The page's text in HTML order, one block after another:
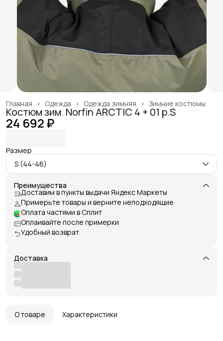
Зимние костюмы
Одежда зимняя ›
Одежда ›
Главная ›
Костюм зим. Norfin ARCTIC 4 + 01 р.S
24 692 ₽
Размер
S (44-46)
Преимущества
Доставим в пункты выдачи Яндекс Маркеты
Примерьте товары и верните неподходящие
Оплата частями в Сплит
Оплаивайте после примерки
Удобный возврат
Доставка
О товаре Характеристики